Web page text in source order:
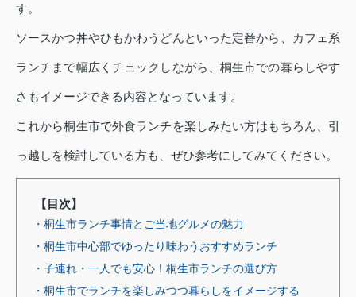
す。
ソースかつ丼やひもかわうどんといった定番から、カフェ系
ランチまで幅広くチェックしながら、桐生市での暮らしやす
さもイメージできる内容となっています。
これから桐生市で外食ランチを楽しみたい方はもちろん、引
っ越しを検討している方も、ぜひ参考にしてみてください。
【目次】
・桐生市ランチ事情とご当地グルメの魅力
・桐生市中心部でゆったり味わうおすすめランチ
・子連れ・一人でも安心！桐生市ランチの選び方
・桐生市でランチを楽しみつつ暮らしをイメージする